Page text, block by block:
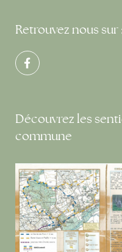
Retrouvez nous sur :
Découvrez les
commune